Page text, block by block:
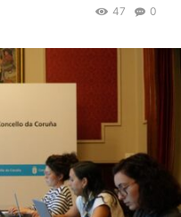
0
47